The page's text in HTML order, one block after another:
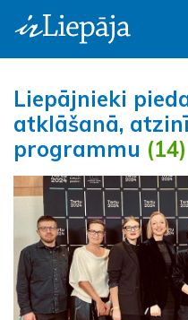
Liepājnieki
atklāšanā,
programmu (14)